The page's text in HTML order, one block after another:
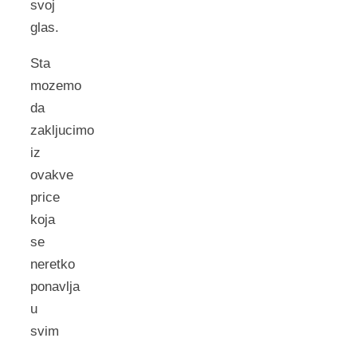
svoj
glas.
Sta
mozemo
da
zakljucimo
iz
ovakve
price
koja
se
neretko
ponavlja
u
svim